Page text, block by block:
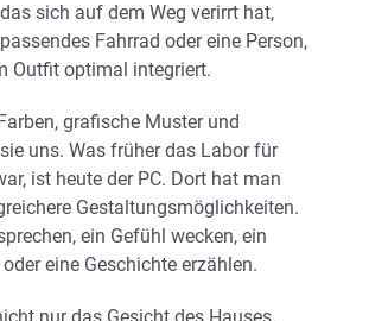
sich auf dem Weg verirrt hat,
Fahrrad oder eine Person,
Outfit optimal integriert.
grafische Muster und
uns. Was früher das Labor für
ist heute der PC. Dort hat man
Gestaltungsmöglichkeiten.
ein Gefühl wecken, ein
eine Geschichte erzählen.